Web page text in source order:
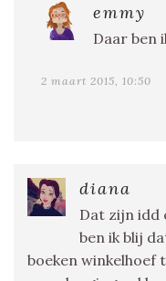
emmy
Daar ben
2 maart 2015, 10:50
diana
Dat zijn idd
ben ik blij
boeken winkelhoef